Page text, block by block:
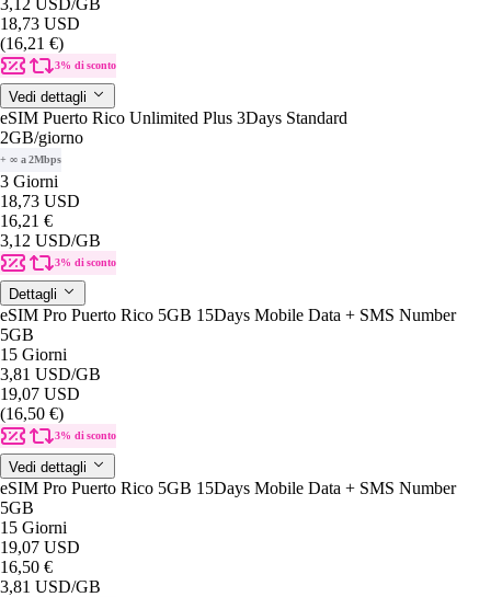
18,73 USD
(16,21 €)
3% di sconto
Vedi dettagli
eSIM Puerto Rico Unlimited Plus 3Days Standard
2GB/giorno
+ ∞ a 2Mbps
3 Giorni
18,73 USD
16,21 €
3,12 USD/GB
3% di sconto
Dettagli
eSIM Pro Puerto Rico 5GB 15Days Mobile Data + SMS Number
5GB
15 Giorni
3,81 USD/GB
19,07 USD
(16,50 €)
3% di sconto
Vedi dettagli
eSIM Pro Puerto Rico 5GB 15Days Mobile Data + SMS Number
5GB
15 Giorni
19,07 USD
16,50 €
3,81 USD/GB